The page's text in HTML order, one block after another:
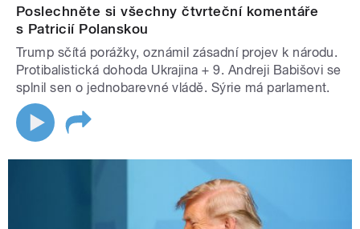
Poslechněte si všechny čtvrteční komentáře
s Patricií Polanskou
Trump sčítá porážky, oznámil zásadní projev k národu.
Protibalistická dohoda Ukrajina + 9. Andreji Babišovi se
splnil sen o jednobarevné vládě. Sýrie má parlament.